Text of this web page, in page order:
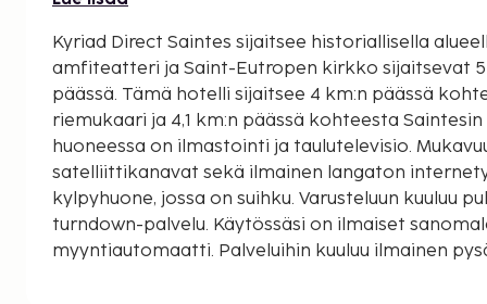
Kyriad Direct Saintes sijaitsee historiallisella
amfiteatteri ja Saint-Eutropen kirkko sijaitsevat
päässä. Tämä hotelli sijaitsee 4 km:n päässä kohteesta Germanicuksen
riemukaari ja 4,1 km:n päässä kohteesta
huoneessa on ilmastointi ja taulutelevisio.
satelliittikanavat sekä ilmainen langaton
kylpyhuone, jossa on suihku. Varusteluun kuuluu
turndown-palvelu. Käytössäsi on ilmaiset sanomalehdet aulassa ja
myyntiautomaatti. Palveluihin kuuluu ilmainen